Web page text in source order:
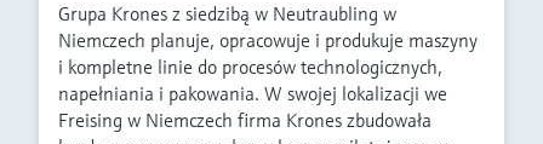
Grupa Krones z siedzibą w Neutraubling w
Niemczech planuje, opracowuje i produkuje maszyny
i kompletne linie do procesów technologicznych,
napełniania i pakowania. W swojej lokalizacji we
Freising w Niemczech firma Krones zbudowała